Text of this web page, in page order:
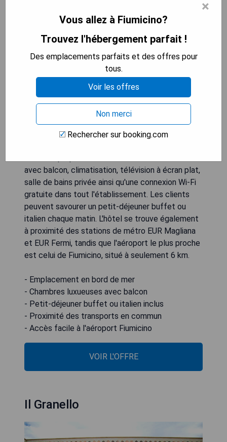
Situé à Fiumicino, l'hôtel Zefiro est une maison
d'hôtes de luxe en bord de mer, à moins de 1 km
avec balcon, climatisation, télévision à écran plat,
salle de bains privée ainsi qu'une connexion Wi-Fi
gratuite dans tout l'établissement. Les clients
peuvent savourer un petit-déjeuner buffet ou
italien chaque matin. L'hôtel se trouve également
à proximité des stations de métro EUR Magliana
et EUR Fermi, tandis que l'aéroport le plus proche
est celui de Fiumicino, situé à seulement 6 km.
- Emplacement en bord de mer
- Chambres luxueuses avec balcon
- Petit-déjeuner buffet ou italien inclus
- Proximité des transports en commun
- Accès facile à l'aéroport Fiumicino
VOIR L'OFFRE
Il Granello
×
Vous allez à Fiumicino?
Trouvez l'hébergement parfait !
Des emplacements parfaits et des offres pour
tous.
Voir les offres
Non merci
Rechercher sur booking.com